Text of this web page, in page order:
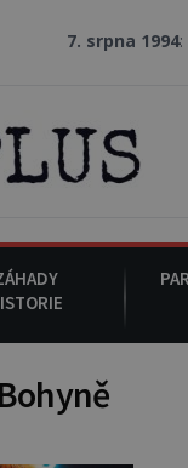
1994 : Na
Bohyně